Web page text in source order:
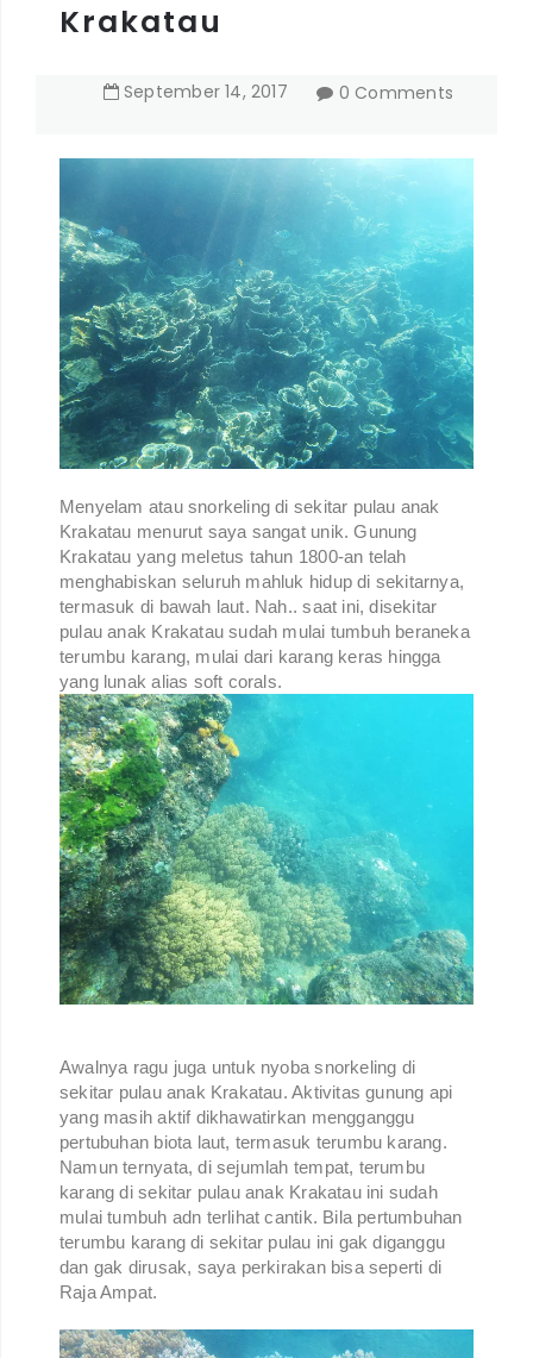
Krakatau
September 14,2017 0 Comments
Menyelam atau snorkeling di sekitar pulau anak
Krakatau menurut saya sangat unik. Gunung
Krakatau yang meletus tahun 1800-an telah
menghabiskan seluruh mahluk hidup di sekitarnya,
termasuk di bawah laut. Nah.. saat ini, disekitar
pulau anak Krakatau sudah mulai tumbuh beraneka
terumbu karang, mulai dari karang keras hingga
yang lunak alias soft corals.
Awalnya ragu juga untuk nyoba snorkeling di
sekitar pulau anak Krakatau. Aktivitas gunung api
yang masih aktif dikhawatirkan mengganggu
pertubuhan biota laut, termasuk terumbu karang.
Namun ternyata, di sejumlah tempat, terumbu
karang di sekitar pulau anak Krakatau ini sudah
mulai tumbuh adn terlihat cantik. Bila pertumbuhan
terumbu karang di sekitar pulau ini gak diganggu
dan gak dirusak, saya perkirakan bisa seperti di
Raja Ampat.